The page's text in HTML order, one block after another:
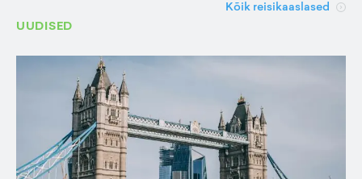
Kõik reisikaaslased
UUDISED